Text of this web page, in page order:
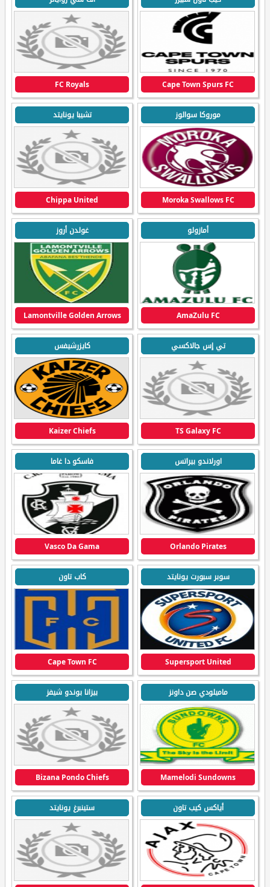
Cape Town Spurs FC
FC Royals
موروكا سوالوز
Moroka Swallows FC
تشيبا يونايتد
Chippa United
أمازولو
AmaZulu FC
غولدن أروز
Lamontville Golden Arrows
تي إس جالاكسي
TS Galaxy FC
كايزرشيفس
Kaizer Chiefs
اورلاندو بيراتس
Orlando Pirates
فاسكو دا غاما
Vasco Da Gama
سوبر سبورت يونايتد
Supersport United
كاب تاون
Cape Town FC
ماميلودي صن داونز
Mamelodi Sundowns
بيزانا بوندو شيفز
Bizana Pondo Chiefs
أياكس كيب تاون ستينبرغ يونايتد